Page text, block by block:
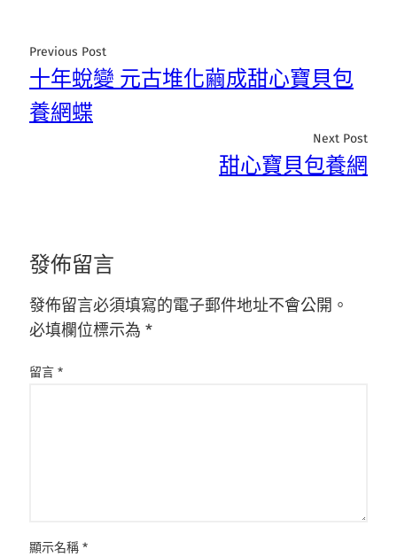
Previous Post
十年蛻變 元古堆化繭成甜心寶貝包
養網蝶
Next Post
甜心寶貝包養網
發佈留言
發佈留言必須填寫的電子郵件地址不會公開。
必填欄位標示為 *
留言 *
顯示名稱 *